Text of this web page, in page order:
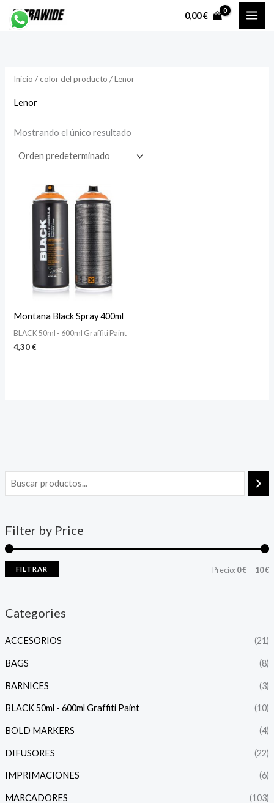
0,00€
Filter by Price
FILTRAR Precio:0 €—10 €
Categories
ACCESORIOS (21)
BAGS (8)
BARNICES (3)
BLACK 50ml - 600ml Graffiti Paint (10)
BOLD MARKERS (4)
DIFUSORES (22)
IMPRIMACIONES (6)
MARCADORES
(103)
Inicio / color del producto / Lenor
Lenor
Mostrando el único resultado
Montana Black Spray 400ml
BLACK 50ml - 600ml Graffiti Paint
4,30€